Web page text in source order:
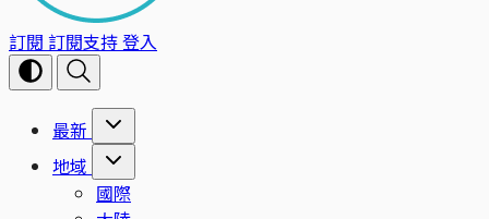
訂閱 訂閱支持登入
最新
地域
國際